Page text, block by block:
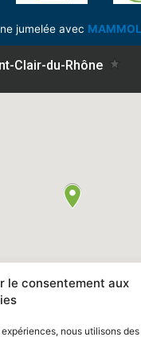
le consentement aux
nous utilisons
jumelée avec